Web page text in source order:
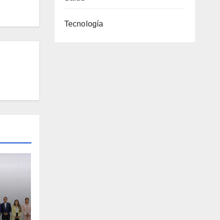
Tecnología